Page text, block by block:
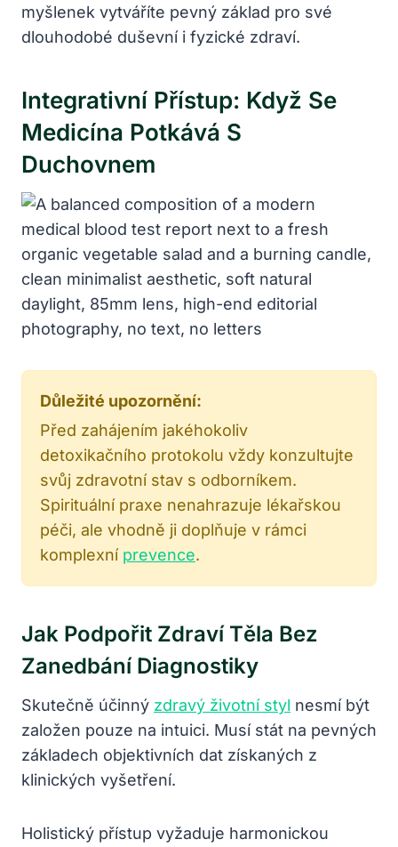
myšlenek vytváříte pevný základ pro své
dlouhodobé duševní i fyzické zdraví.
Integrativní Přístup: Když Se
Medicína Potkává S
Duchovnem
Důležité upozornění:
Před zahájením jakéhokoliv
detoxikačního protokolu vždy konzultujte
svůj zdravotní stav s odborníkem.
Spirituální praxe nenahrazuje lékařskou
péči, ale vhodně ji doplňuje v rámci
komplexní prevence.
Jak Podpořit Zdraví Těla Bez
Zanedbání Diagnostiky
Skutečně účinný zdravý životní styl nesmí být
založen pouze na intuici. Musí stát na pevných
základech objektivních dat získaných z
klinických vyšetření.
Holistický přístup vyžaduje harmonickou